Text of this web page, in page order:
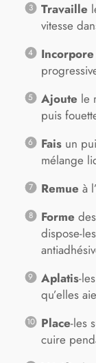
Travaille
vitesse
Incorpore
Ajoute le
puis
Faisun
mélange
Remue à
Forme
dispose-
Aplatis-
qu’elles
Place-les
cuire